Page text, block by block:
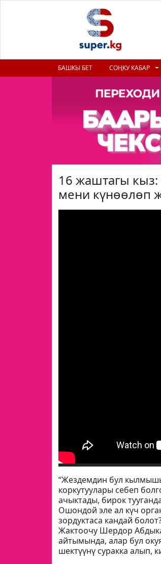
БАШКЫ БЕТ СОҢКУ КАБАР
16 жаштагы
мени күнөөлөп
“Жездемдин бул
коркутуулары себеп
ачыктады, бирок
Ошондой эле ал күч
зордуктаса кандай
Жактоочу Шердор
айтымында, алар бул
шектүүнү суракка алып,